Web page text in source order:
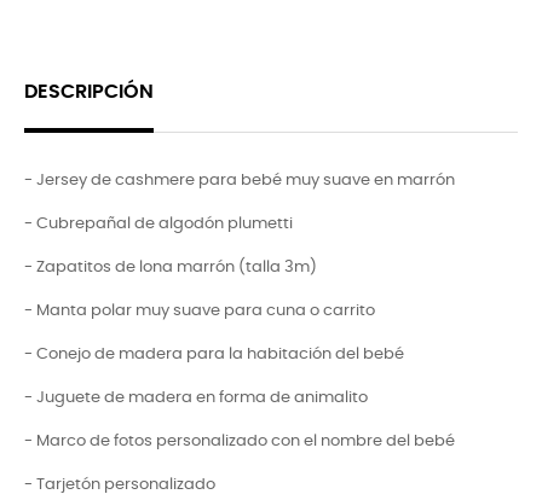
DESCRIPCIÓN
- Jersey de cashmere para bebé muy suave en marrón
- Cubrepañal de algodón plumetti
- Zapatitos de lona marrón (talla 3m)
- Manta polar muy suave para cuna o carrito
- Conejo de madera para la habitación del bebé
- Juguete de madera en forma de animalito
- Marco de fotos personalizado con el nombre del bebé
- Tarjetón personalizado